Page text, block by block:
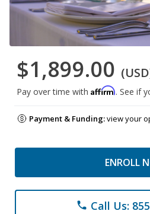
$1,899.00
Pay over time with Affirm. See if
Payment & Funding:view your
ENROLL
phone Call Us: